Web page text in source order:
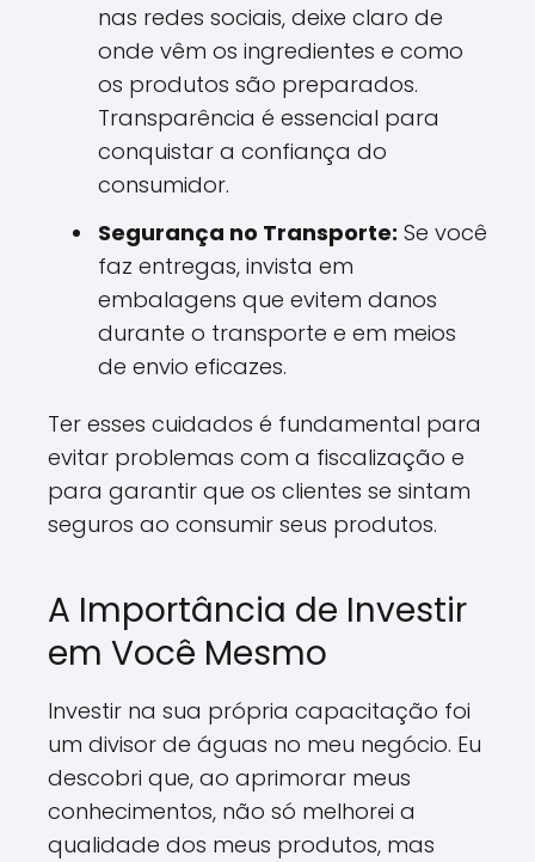
nas redes sociais, deixe claro de
onde vêm os ingredientes e como
os produtos são preparados.
Transparência é essencial para
conquistar a confiança do
consumidor.
Segurança no Transporte: Se você
faz entregas, invista em
embalagens que evitem danos
durante o transporte e em meios
de envio eficazes.
Ter esses cuidados é fundamental para
evitar problemas com a fiscalização e
para garantir que os clientes se sintam
seguros ao consumir seus produtos.
A Importância de Investir
em Você Mesmo
Investir na sua própria capacitação foi
um divisor de águas no meu negócio. Eu
descobri que, ao aprimorar meus
conhecimentos, não só melhorei a
qualidade dos meus produtos, mas